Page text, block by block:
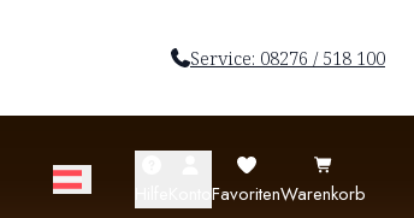
Service: 08276 / 518 100
FavoritenWarenkorb